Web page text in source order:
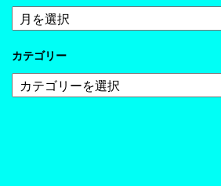
ア
ー
イ
カテゴリー
テ